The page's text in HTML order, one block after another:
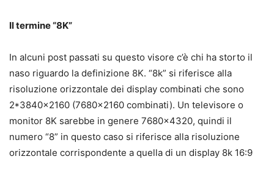
Il termine “8K”
In alcuni post passati su questo visore c’è chi ha storto il
naso riguardo la definizione 8K. “8k” si riferisce alla
risoluzione orizzontale dei display combinati che sono
2*3840×2160 (7680×2160 combinati). Un televisore o
monitor 8K sarebbe in genere 7680×4320, quindi il
numero “8” in questo caso si riferisce alla risoluzione
orizzontale corrispondente a quella di un display 8k 16:9